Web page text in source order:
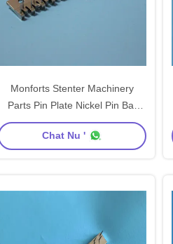
Monforts Stenter Machinery
Parts Pin Plate Nickel Pin Bar
Koperen Materiaal Carbon Steel
Naald
Chat Nu '